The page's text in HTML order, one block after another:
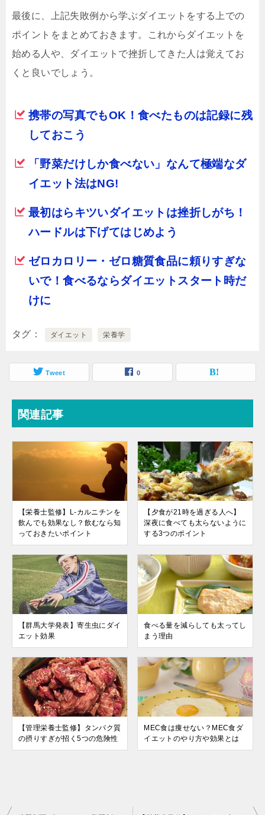
最後に、上記失敗例から学ぶダイエットをする上での
ポイントをまとめておきます。これからダイエットを
始める人や、ダイエットで挫折してきた人は覚えてお
くと良いでしょう。
携帯の写真でもOK！食べたものは記録に残
しておこう
「野菜だけしか食べない」なんて極端なダ
イエット法はNG!
最初はらキツいダイエットは挫折しがち！
ハードルは下げてはじめよう
ゼロカロリー・ゼロ糖質食品に頼りすぎな
いで！食べるならダイエットスタート時だ
けに
タグ ダイエット 栄養学
Tweet 0
関連記事
【栄養士監修】L-カルニチンを
飲んでも効果なし？飲むなら知
っておきたいポイント
【夕食が21時を過ぎる人へ】
深夜に食べても太らないように
する3つのポイント
【群馬大学発表】寄生虫にダイ
エット効果
食べる量を減らしても太ってし
まう理由
【管理栄養士監修】タンパク質
の摂りすぎが招く5つの危険性
MEC食は痩せない？MEC食ダ
イエットのやり方や効果とは